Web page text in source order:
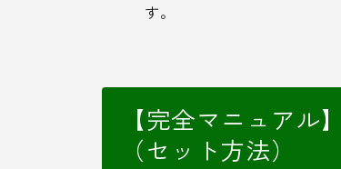
す。
【完全マニュア
（セット方法）